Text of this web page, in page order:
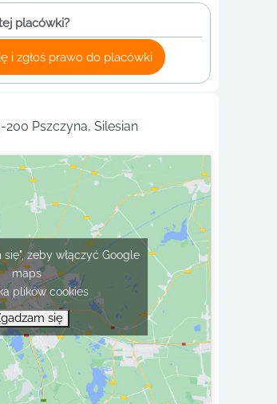
placówki?
i zgłoś prawo do placówki
200 Pszczyna, Silesian
się", żeby włączyć Google
maps
plików cookies
się